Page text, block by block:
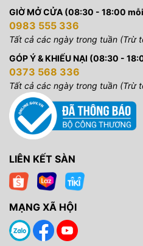
GIỜ MỞ CỬA (08:30 - 18:00
0983 555 336
Tất cả các ngày trong tuần (Trừ
GÓP Ý & KHIẾU NẠI (08:30 -
0373 568 336
Tất cả các ngày trong tuần (Trừ
LIÊN KẾT SÀN
MẠNG XÃ HỘI